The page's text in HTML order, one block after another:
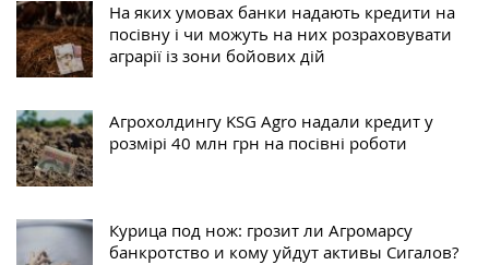
На яких умовах банки надають кредити на
посівну і чи можуть на них розраховувати
аграрії із зони бойових дій
Агрохолдингу KSG Agro надали кредит у
розмірі 40 млн грн на посівні роботи
Курица под нож: грозит ли Агромарсу
банкротство и кому уйдут активы Сигалов?